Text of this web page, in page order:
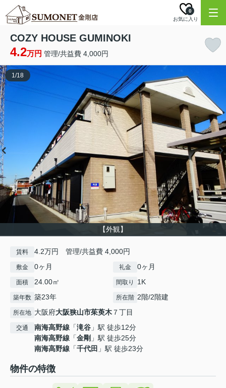
お気に入り
0
COZY HOUSE GUMINOKI
4.2万円 管理/共益費 4,000円
【外観】
1/18
賃料 4.2万円 管理/共益費 4,000円
敷金 0ヶ月 礼金 0ヶ月
面積 24.00㎡ 間取り 1K
築年数 築23年 所在階 2階/2階建
所在地 大阪府大阪狭山市茱萸木 ７丁目
交通 南海高野線 「滝谷 」駅 徒歩12分
南海高野線 「金剛 」駅 徒歩25分
南海高野線 「千代田 」駅 徒歩23分
物件の特徴